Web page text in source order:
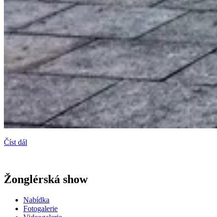
Číst dál
Žonglérská show
Nabídka
Fotogalerie